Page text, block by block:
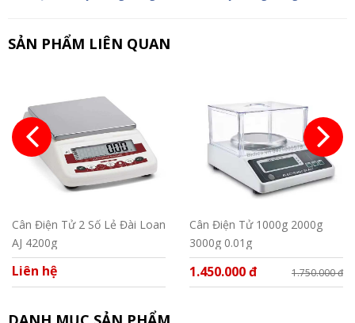
SẢN PHẨM LIÊN QUAN
Cân Điện Tử 2 Số Lẻ Đài Loan
AJ 4200g
Liên hệ
Cân Điện Tử 1000g 2000g
3000g 0.01g
1.450.000 đ 1.750.000 đ